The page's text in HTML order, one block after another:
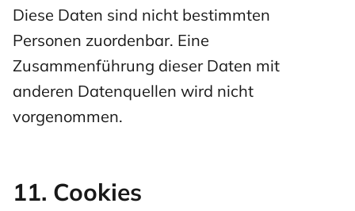
Diese Daten sind nicht bestimmten
Personen zuordenbar. Eine
Zusammenführung dieser Daten mit
anderen Datenquellen wird nicht
vorgenommen.
11. Cookies